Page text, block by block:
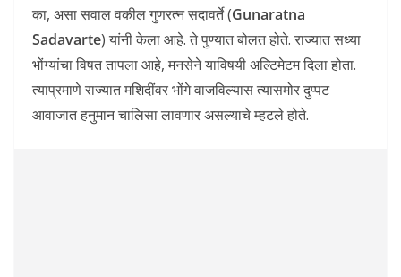
का, असा सवाल वकील गुणरत्न सदावर्ते (Gunaratna
Sadavarte) यांनी केला आहे. ते पुण्यात बोलत होते. राज्यात सध्या
भोंग्यांचा विषत तापला आहे, मनसेने याविषयी अल्टिमेटम दिला होता.
त्याप्रमाणे राज्यात मशिदींवर भोंगे वाजविल्यास त्यासमोर दुप्पट
आवाजात हनुमान चालिसा लावणार असल्याचे म्हटले होते.